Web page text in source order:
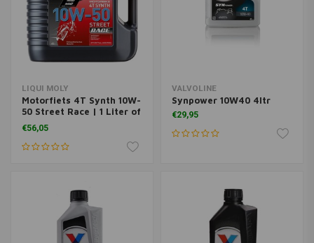
LIQUI MOLY
Motorfiets 4T Synth 10W-
50 Street Race | 1 Liter of
4 Liter
€56,05
VALVOLINE
Synpower 10W40 4ltr
€29,95